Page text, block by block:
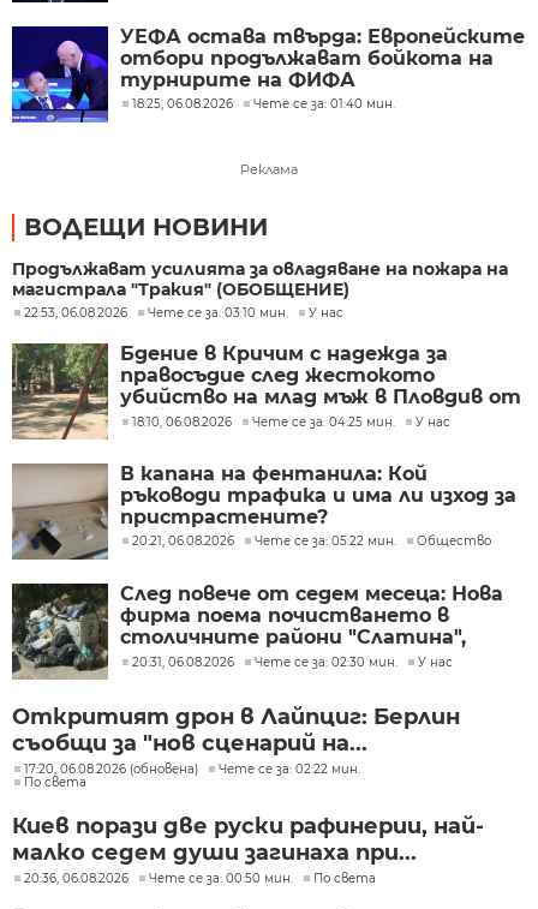
УЕФА остава твърда: Европейските
отбори продължават бойкота на
турнирите на ФИФА
18:25, 06.08.2026 Чете се за: 01:40 мин.
Реклама
ВОДЕЩИ НОВИНИ
Продължават усилията за овладяване на пожара на
магистрала "Тракия" (ОБОБЩЕНИЕ)
22:53, 06.08.2026 Чете се за: 03:10 мин. У нас
Бдение в Кричим с надежда за
правосъдие след жестокото
убийство на млад мъж в Пловдив от
тийнейджъри
18:10, 06.08.2026 Чете се за: 04:25 мин. У нас
В капана на фентанила: Кой
ръководи трафика и има ли изход за
пристрастените?
20:21, 06.08.2026 Чете се за: 05:22 мин. Общество
След повече от седем месеца: Нова
фирма поема почистването в
столичните райони "Слатина",
"Подуяне" и "Изгрев"
20:31, 06.08.2026 Чете се за: 02:30 мин. У нас
Откритият дрон в Лайпциг: Берлин
съобщи за "нов сценарий на...
17:20, 06.08.2026 (обновена)
Чете се за: 02:22 мин.
По света
Киев порази две руски рафинерии, най-
малко седем души загинаха при...
20:36, 06.08.2026 Чете се за: 00:50 мин. По света